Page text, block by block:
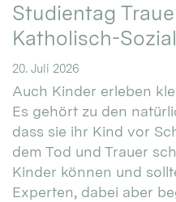
Studientag
Katholisch-
20. Juli 2026
Auch Kinder erleben
Es gehört zu den
dass sie ihr Kind vor
dem Tod und Trauer
Kinder können und
Experten, dabei aber